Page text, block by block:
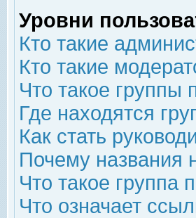
Уровни
Кто такие
Кто такие
Что такое группы
Где находятся
Как стать
Почему названия
Что такое группа
Что означает